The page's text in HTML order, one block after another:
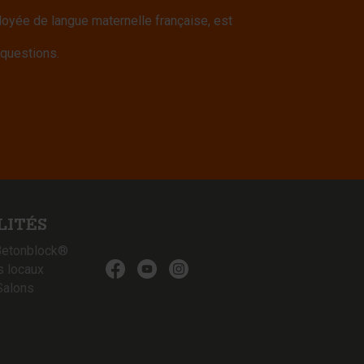
de langue maternelle française, est
locaux